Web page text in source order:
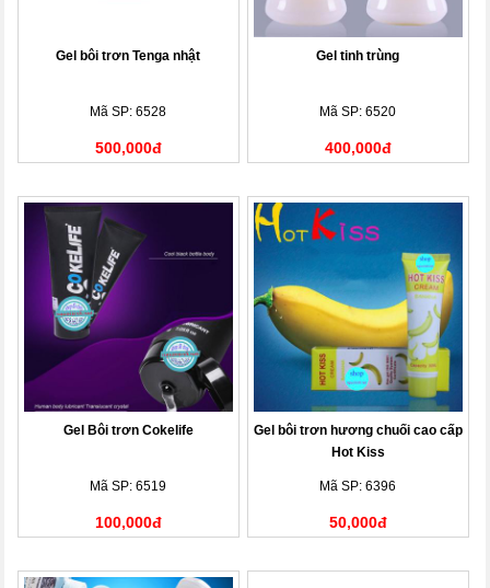
Gel bôi trơn Tenga nhật
Mã SP: 6528
500,000đ
Gel tinh trùng
Mã SP: 6520
400,000đ
Gel Bôi trơn Cokelife
Mã SP: 6519
100,000đ
Gel bôi trơn hương chuối cao cấp
Hot Kiss
Mã SP: 6396
50,000đ